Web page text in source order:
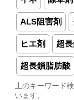
ALS阻害剤
ヒエ剤 超
超長鎖脂肪酸
上のキーワード
います。